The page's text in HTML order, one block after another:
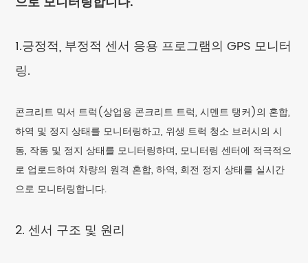
1.긍정적, 부정적 센서 응용 프로그램의 GPS 모니터
링.
콘크리트 믹서 트럭(상업용 콘크리트 트럭, 시멘트 탱커)의 혼합,
하역 및 정지 상태를 모니터링하고, 위생 트럭 청소 브러시의 시
동, 작동 및 정지 상태를 모니터링하며, 모니터링 센터에 적극적으
로 업로드하여 차량의 원격 혼합, 하역, 회전 정지 상태를 실시간
으로 모니터링합니다.
2. 센서 구조 및 원리